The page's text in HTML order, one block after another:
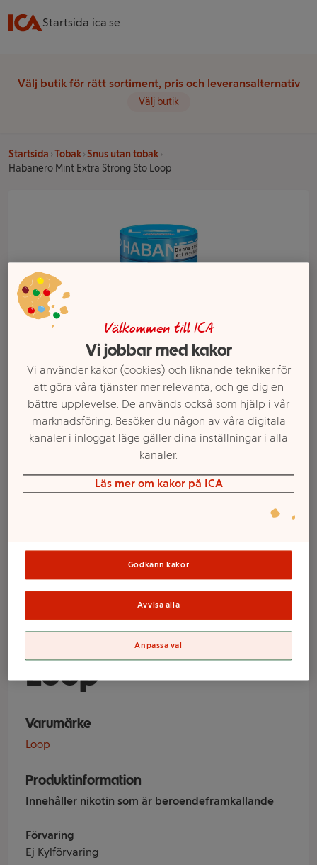
Startsida ica.se
Välj butik för rätt sortiment, pris och leveransalternativ
Välj butik
Startsida Tobak Snus utan tobak
Habanero Mint Extra Strong Sto Loop
Habanero Mint
Extra Strong Sto
Loop
Varumärke
Loop
Produktinformation
Innehåller nikotin som är beroendeframkallande
Förvaring
Ej Kylförvaring
Välkommen till ICA
Vi jobbar med kakor
Vi använder kakor (cookies) och liknande tekniker för
att göra våra tjänster mer relevanta, och ge dig en
bättre upplevelse. De används också som hjälp i vår
marknadsföring. Besöker du någon av våra digitala
kanaler i inloggat läge gäller dina inställningar i alla
kanaler.
Läs mer om kakor på ICA
Godkänn kakor
Avvisa alla
Anpassa val